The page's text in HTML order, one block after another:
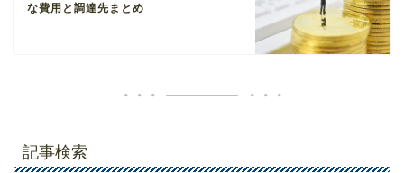
な費用と調達先まとめ
記事検索